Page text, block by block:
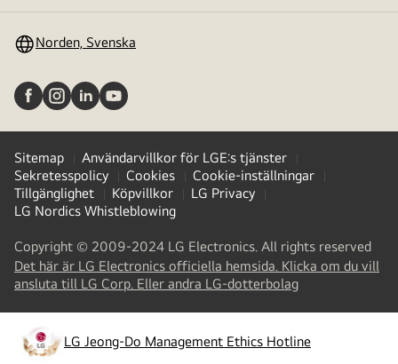
Norden, Svenska
Sitemap
Användarvillkor för LGE:s tjänster
Sekretesspolicy
Cookies
Cookie-inställningar
Tillgänglighet
Köpvillkor
LG Privacy
LG Nordics Whistleblowing
Copyright © 2009-2024 LG Electronics. All rights reserved
Det här är LG Electronics officiella hemsida. Klicka om du vill
ansluta till LG Corp. Eller andra LG-dotterbolag(
a
new
tab
LG Jeong-Do Management Ethics Hotline
opens